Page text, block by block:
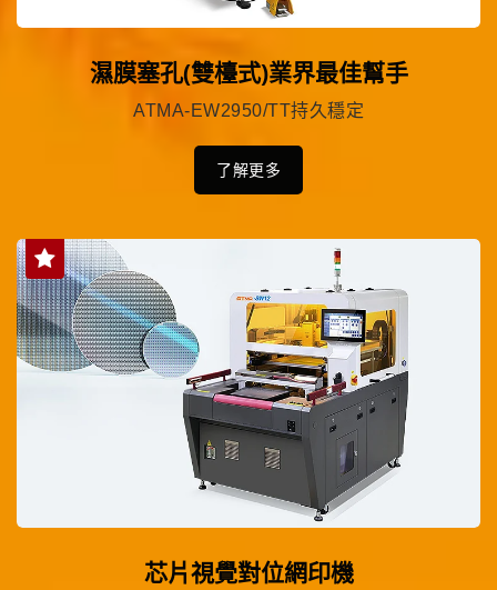
濕膜塞孔(雙檯式)業界最佳幫手
ATMA-EW2950/TT持久穩定
了解更多
芯片視覺對位網印機